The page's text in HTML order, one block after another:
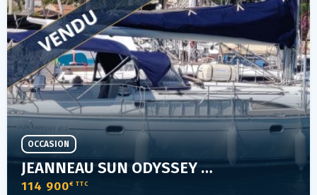
JEANNEAU SUN ODYSSEY 45.2
114 900€ TTC
OCCASION